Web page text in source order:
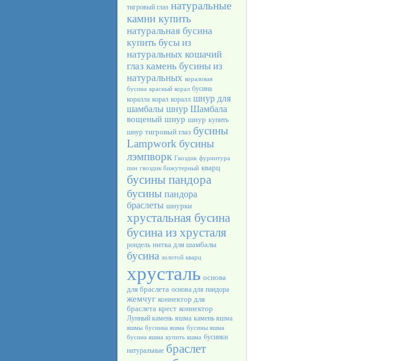
тигровый глаз натуральные
камни купить
натуральная бусина
купить бусы из
натуральных кошачий
глаз камень бусины из
натуральных кораловая
бусина красный корал бусина
коралла корал коралл шнур для
шамбалы шнур Шамбала
вощеный шнур шнур купить
шнур тигровый глаз бусины
Lampwork бусины
лэмпворк Гвоздик фурнитура
пин гвоздик бижутерный кварц
бусины пандора
бусины пандора
браслеты шнурки
хрустальная бусина
бусина из хрусталя
рондель нитка для шамбалы
бусина золотой кварц
хрусталь основа
для браслета основа для пандора
жемчуг коннектор для
браслета крест коннектор
Лунный камень яшма камень яшма
яшмы бусинка яшма бусины яшма
бусина яшма купить яшма бусинки
натуральные браслет